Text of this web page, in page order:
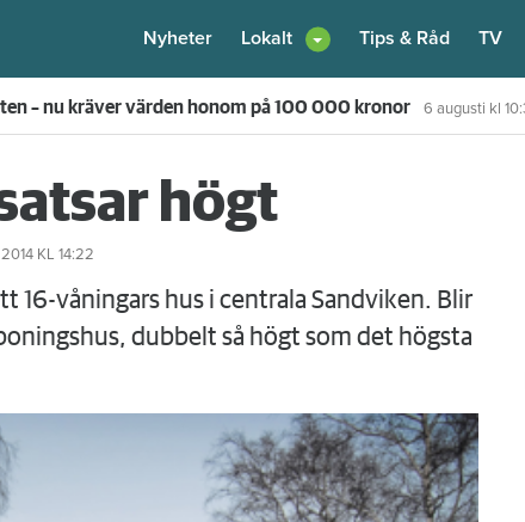
Nyheter Lokalt Tips & Råd TV
– nu vräks han 6 augustikl 08:30
högt
KL 14:22
16-våningars hus i centrala Sandviken. Blir
dubbelt så högt som det högsta